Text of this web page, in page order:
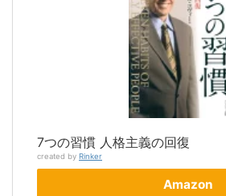
7つの習慣 人格主義の回復
created by Rinker
Amazon